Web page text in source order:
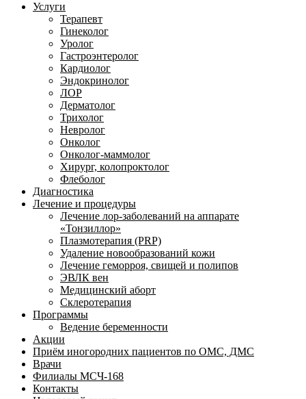
Услуги
Терапевт
Гинеколог
Уролог
Гастроэнтеролог
Кардиолог
Эндокринолог
ЛОР
Дерматолог
Трихолог
Невролог
Онколог
Онколог-маммолог
Хирург, колопроктолог
Флеболог
Диагностика
Лечение и процедуры
Лечение лор-заболеваний на аппарате
«Тонзиллор»
Плазмотерапия (PRP)
Удаление новообразований кожи
Лечение геморроя, свищей и полипов
ЭВЛК вен
Медицинский аборт
Склеротерапия
Программы
Ведение беременности
Акции
Приём иногородних пациентов по ОМС, ДМС
Врачи
Филиалы МСЧ-168
Контакты